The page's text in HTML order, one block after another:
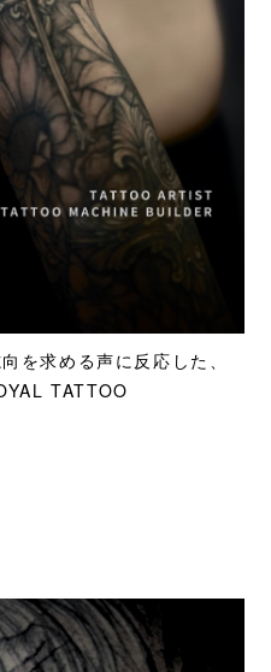
を求める声に反応した、
TATTOO